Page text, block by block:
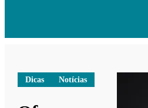
Dicas Notícias